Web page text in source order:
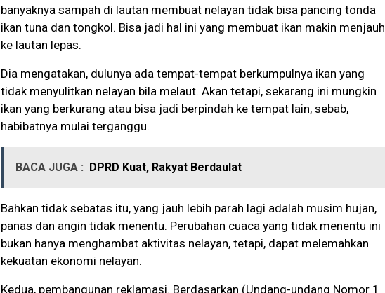
banyaknya sampah di lautan membuat nelayan tidak bisa pancing tonda
ikan tuna dan tongkol. Bisa jadi hal ini yang membuat ikan makin menjauh
ke lautan lepas.
Dia mengatakan, dulunya ada tempat-tempat berkumpulnya ikan yang
tidak menyulitkan nelayan bila melaut. Akan tetapi, sekarang ini mungkin
ikan yang berkurang atau bisa jadi berpindah ke tempat lain, sebab,
habibatnya mulai terganggu.
BACA JUGA : DPRD Kuat, Rakyat Berdaulat
Bahkan tidak sebatas itu, yang jauh lebih parah lagi adalah musim hujan,
panas dan angin tidak menentu. Perubahan cuaca yang tidak menentu ini
bukan hanya menghambat aktivitas nelayan, tetapi, dapat melemahkan
kekuatan ekonomi nelayan.
Kedua, pembangunan reklamasi. Berdasarkan (Undang-undang Nomor 1